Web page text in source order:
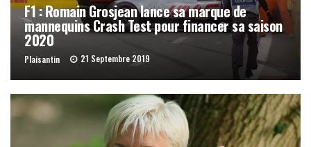
F1 : Romain Grosjean lance sa marque de
mannequins Crash Test pour financer sa saison
2020
Plaisantin 21 Septembre 2019